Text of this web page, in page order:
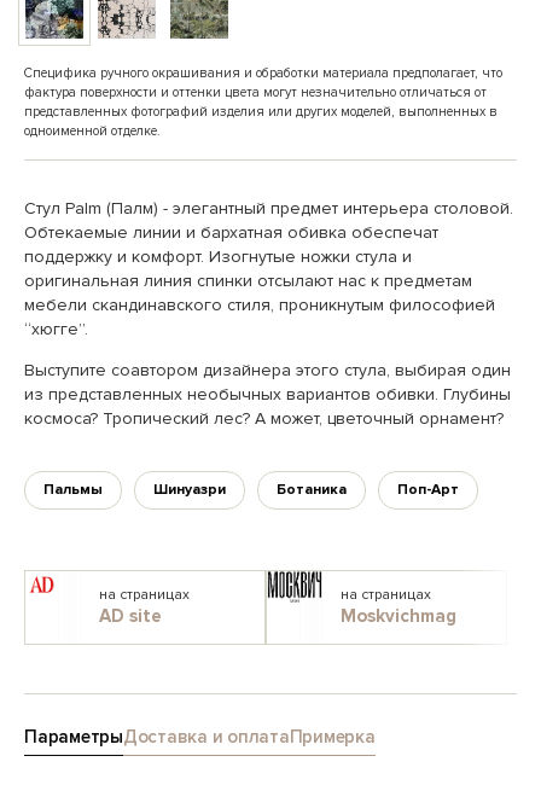
Специфика ручного окрашивания и обработки материала предполагает, что
фактура поверхности и оттенки цвета могут незначительно отличаться от
представленных фотографий изделия или других моделей, выполненных в
одноименной отделке.
Стул Palm (Палм) - элегантный предмет интерьера столовой.
Обтекаемые линии и бархатная обивка обеспечат
поддержку и комфорт. Изогнутые ножки стула и
оригинальная линия спинки отсылают нас к предметам
мебели скандинавского стиля, проникнутым философией
“хюгге”.
Выступите соавтором дизайнера этого стула, выбирая один
из представленных необычных вариантов обивки. Глубины
космоса? Тропический лес? А может, цветочный орнамент?
Пальмы Шинуазри Ботаника Поп-Арт
на страницах
AD site
на страницах
Moskvichmag
ПараметрыДоставка и оплатаПримерка